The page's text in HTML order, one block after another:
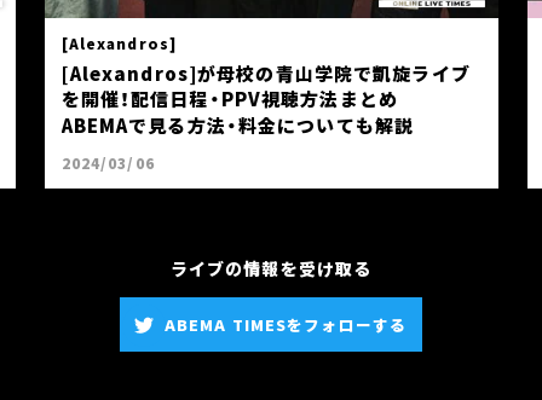
[Alexandros]
[Alexandros]が母校の青山学院で凱旋ライブ
を開催！配信日程・PPV視聴方法まとめ
ABEMAで見る方法・料金についても解説
2024/03/06
ライブの情報を受け取る
ABEMA TIMESをフォローする